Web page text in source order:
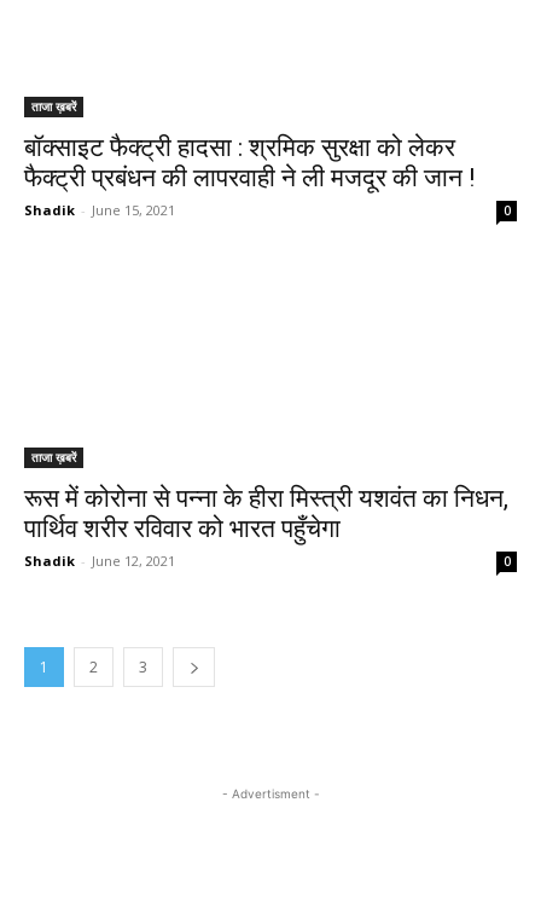
ताजा ख़बरें
बॉक्साइट फैक्ट्री हादसा : श्रमिक सुरक्षा को लेकर
फैक्ट्री प्रबंधन की लापरवाही ने ली मजदूर की जान !
Shadik - June 15, 2021 0
ताजा ख़बरें
रूस में कोरोना से पन्ना के हीरा मिस्त्री यशवंत का निधन,
पार्थिव शरीर रविवार को भारत पहुँचेगा
Shadik - June 12, 2021 0
1 2 3
- Advertisment -